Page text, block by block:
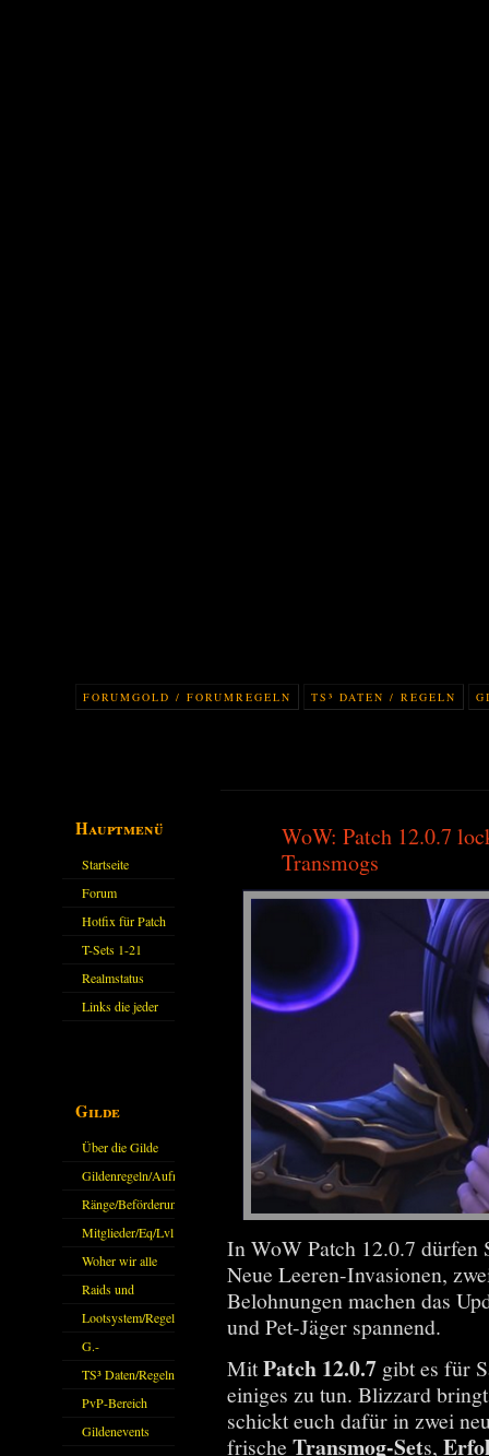
FORUMGOLD / FORUMREGELN TS³ DATEN / REGELN
Hauptmenü
Startseite
Forum
Hotfix für Patch
11.X
T-Sets 1-21
Realmstatus
Links die jeder
Gilde
Über die Gilde
(DAW)
Gildenregeln/Aufnahme
Ränge/Beförderungen
Mitglieder/Eq/Lvl
Woher wir alle
kommen.
Raids und
Zubehör
Lootsystem/Regeln
G.-
Sparkasse/Goldleihen
TS³ Daten/Regeln
PvP-Bereich
Gildenevents
WoW: Patch 12.0.7
Transmogs
In WoW Patch 12.0.7 dürfen
Neue Leeren-Invasionen,
Belohnungen machen das
und Pet-Jäger spannend.
MitPatch 12.0.7gibt es für
einiges zu tun. Blizzard
schickt euch dafür in zwei
frische Transmog-Sets,